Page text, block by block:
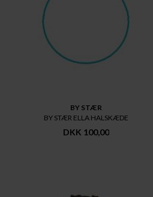
BY STÆR
BY STÆR ELLA HALSKÆDE
DKK 100,00